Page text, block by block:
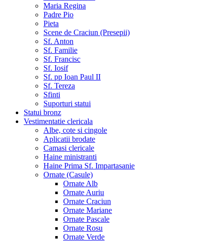
Maria Regina
Padre Pio
Pieta
Scene de Craciun (Presepii)
Sf. Anton
Sf. Familie
Sf. Francisc
Sf. Iosif
Sf. pp Ioan Paul II
Sf. Tereza
Sfinti
Suporturi statui
Statui bronz
Vestimentatie clericala
Albe, cote si cingole
Aplicatii brodate
Camasi clericale
Haine ministranti
Haine Prima Sf. Impartasanie
Ornate (Casule)
Ornate Alb
Ornate Auriu
Ornate Craciun
Ornate Mariane
Ornate Pascale
Ornate Rosu
Ornate Verde